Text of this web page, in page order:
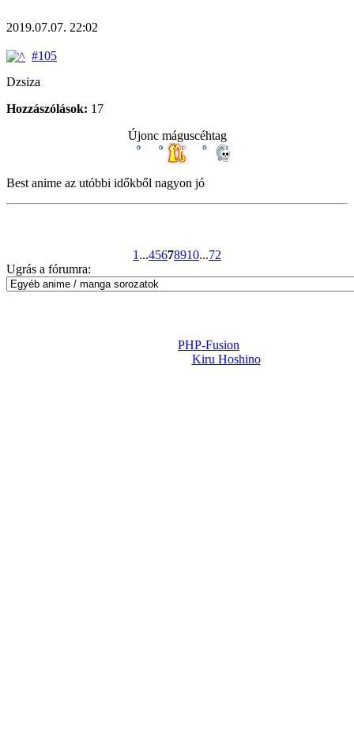
2019.07.07. 22:02
#105
Dzsiza
Hozzászólások: 17
Újonc máguscéhtag
Best anime az utóbbi időkből nagyon jó
1 ...45678910...72
Ugrás a fórumra:
PHP-Fusion
Kiru Hoshino